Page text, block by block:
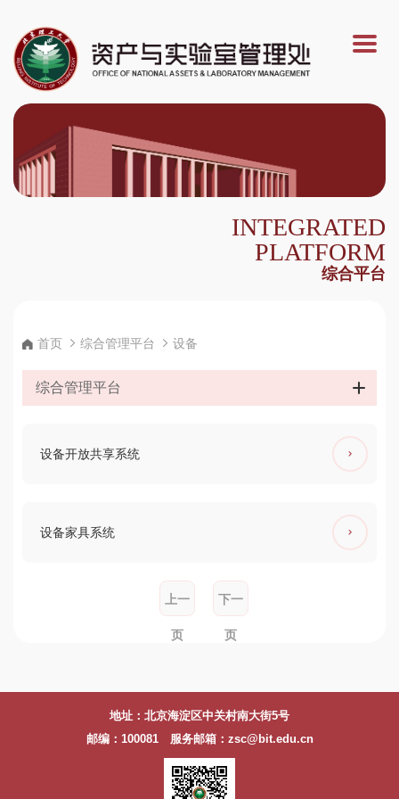
INTEGRATED
PLATFORM
综合平台
首页 综合管理平台 设备
综合管理平台
设备开放共享系统
设备家具系统
上一
页
下一
页
地址：北京海淀区中关村南大街5号
邮编：100081 服务邮箱：zsc@bit.edu.cn